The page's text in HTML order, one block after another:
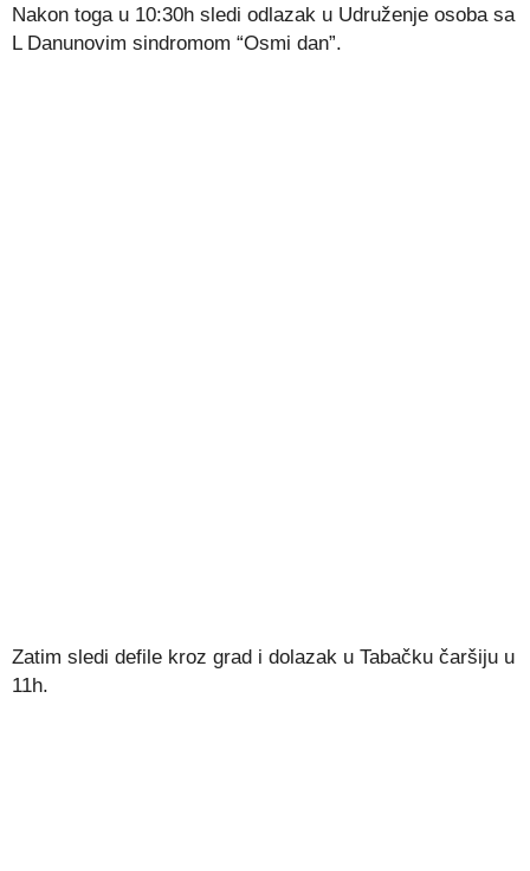
Nakon toga u 10:30h sledi odlazak u Udruženje osoba sa
L Danunovim sindromom “Osmi dan”.
Zatim sledi defile kroz grad i dolazak u Tabačku čaršiju u
11h.